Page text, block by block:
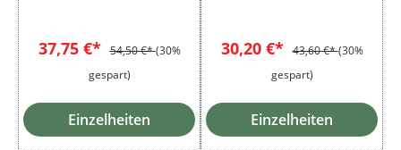
37,75 €* 54,50 €*(30%
gespart)
Einzelheiten
30,20 €* 43,60 €*(30%
gespart)
Einzelheiten